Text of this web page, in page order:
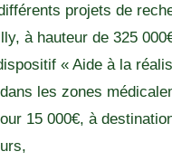
projets de
à hauteur de 325
« Aide à la
les zones
15 000€, à